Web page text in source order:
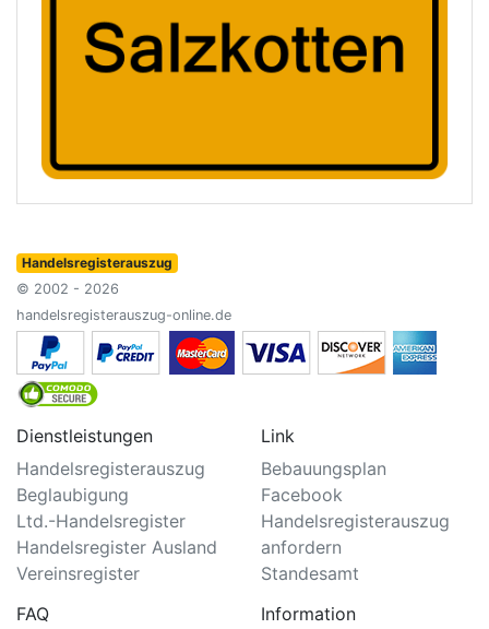
Handelsregisterauszug
© 2002 - 2026
handelsregisterauszug-online.de
Dienstleistungen
Handelsregisterauszug
Beglaubigung
Ltd.-Handelsregister
Handelsregister Ausland
Vereinsregister
Link
Bebauungsplan
Facebook
Handelsregisterauszug
anfordern
Standesamt
FAQ
Information